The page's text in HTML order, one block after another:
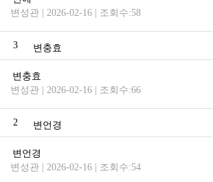
변성관 | 2026-02-16 | 조회수:58
3 변충효
변충효
변성관 | 2026-02-16 | 조회수:66
2 변언경
변언경
변성관 | 2026-02-16 | 조회수:54